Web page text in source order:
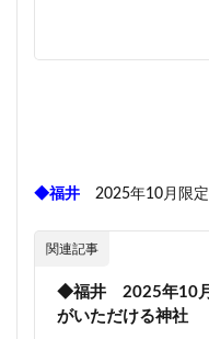
◆福井 2025年10月限
関連記事
◆福井 2025年10
がいただける神社